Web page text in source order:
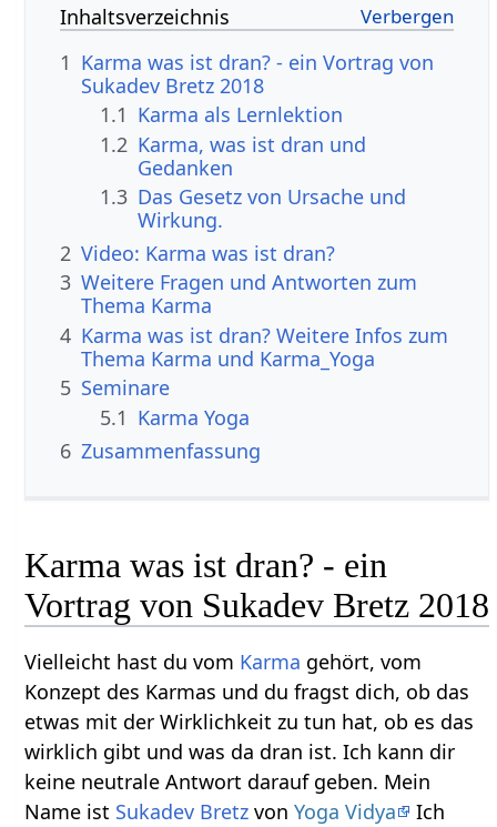
Inhaltsverzeichnis
1 Karma was ist dran? - ein Vortrag von
Sukadev Bretz 2018
1.1 Karma als Lernlektion
1.2 Karma, was ist dran und
Gedanken
1.3 Das Gesetz von Ursache und
Wirkung.
2 Video: Karma was ist dran?
3 Weitere Fragen und Antworten zum
Thema Karma
4 Karma was ist dran? Weitere Infos zum
Thema Karma und Karma_Yoga
5 Seminare
5.1 Karma Yoga
6 Zusammenfassung
Karma was ist dran? - ein
Vortrag von Sukadev Bretz 2018
Vielleicht hast du vom Karma gehört, vom
Konzept des Karmas und du fragst dich, ob das
etwas mit der Wirklichkeit zu tun hat, ob es das
wirklich gibt und was da dran ist. Ich kann dir
keine neutrale Antwort darauf geben. Mein
Name ist Sukadev Bretz vonYoga Vidya
Ich